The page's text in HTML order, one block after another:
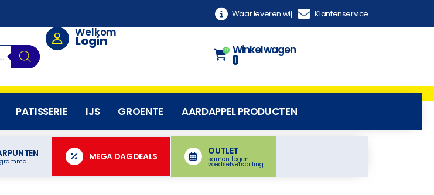
Waar leveren wij Klantenservice
Welkom
Login
0 Winkelwagen
0
PATISSERIE IJS GROENTE AARDAPPEL PRODUCTEN
MEGA DAGDEALS
OUTLET
samen tegen
voedselverspilling